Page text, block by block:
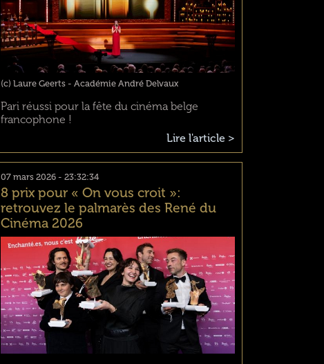
(c) Laure Geerts - Académie André Delvaux
Pari réussi pour la fête du cinéma belge
francophone !
Lire l'article >
07 mars 2026 - 23:32:34
8 prix pour « On vous croit »:
retrouvez le palmarès des René du
Cinéma 2026